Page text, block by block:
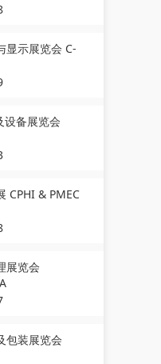
显示展览会 C-
设备展览会
CPHI & PMEC
展览会
包装展览会